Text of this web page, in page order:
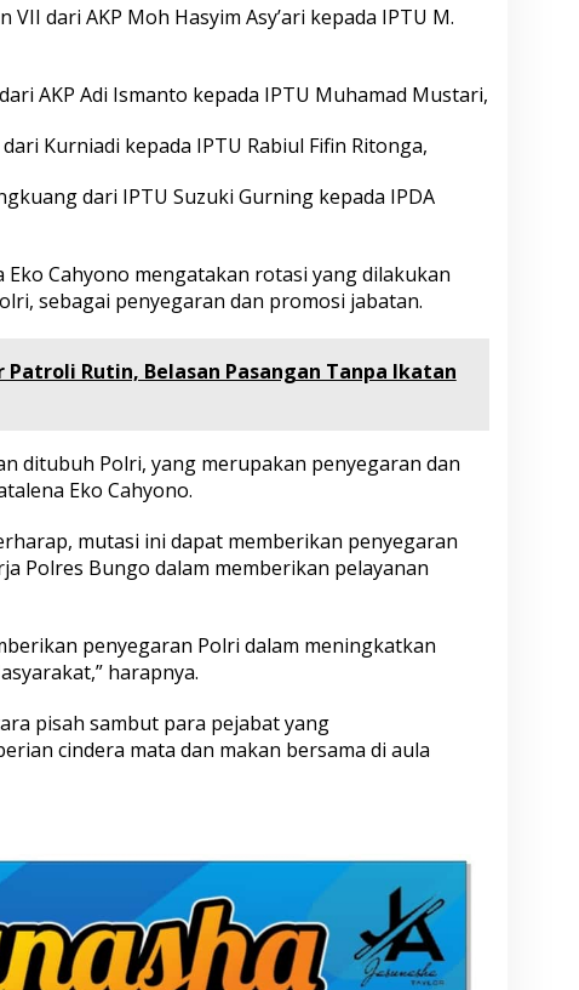
dari AKP Moh Hasyim Asy’ari kepada IPTU M.
AKP Adi Ismanto kepada IPTU Muhamad Mustari,
Kurniadi kepada IPTU Rabiul Fifin Ritonga,
dari IPTU Suzuki Gurning kepada IPDA
Eko Cahyono mengatakan rotasi yang dilakukan
sebagai penyegaran dan promosi jabatan.
Patroli Rutin, Belasan Pasangan Tanpa Ikatan
ditubuh Polri, yang merupakan penyegaran dan
Eko Cahyono.
mutasi ini dapat memberikan penyegaran
Polres Bungo dalam memberikan pelayanan
penyegaran Polri dalam meningkatkan
harapnya.
pisah sambut para pejabat yang
cindera mata dan makan bersama di aula